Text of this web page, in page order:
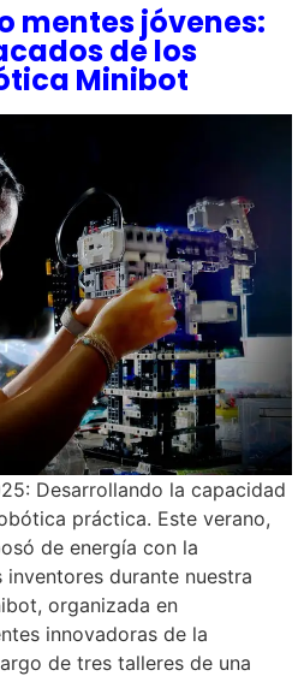
mentes jóvenes:
de los
Minibot
Desarrollando la capacidad
práctica. Este verano,
de energía con la
durante nuestra
organizada en
innovadoras de la
de tres talleres de una